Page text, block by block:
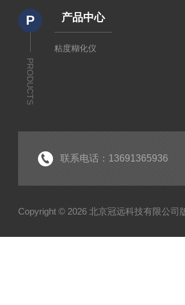
P
PRODUCTS
产品中心
粘度糊化仪
联系电话：13691365936
Copyright © 2026 北京冠远科技有限公司